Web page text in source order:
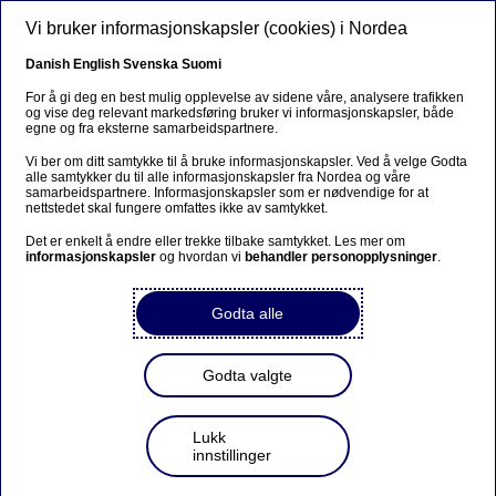
NO
Innsikt for bedrifter
Vi bruker informasjonskapsler (cookies) i Nordea
Danish English Svenska Suomi
For å gi deg en best mulig opplevelse av sidene våre, analysere trafikken
og vise deg relevant markedsføring bruker vi informasjonskapsler, både
egne og fra eksterne samarbeidspartnere.
Vi ber om ditt samtykke til å bruke informasjonskapsler. Ved å velge Godta
alle samtykker du til alle informasjonskapsler fra Nordea og våre
samarbeidspartnere. Informasjonskapsler som er nødvendige for at
nettstedet skal fungere omfattes ikke av samtykket.
Det er enkelt å endre eller trekke tilbake samtykket. Les mer om
informasjonskapsler og hvordan vi behandler personopplysninger.
Godta alle
Godta valgte
Lukk
innstillinger